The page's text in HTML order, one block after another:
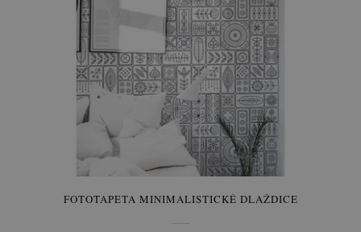
FOTOTAPETA MINIMALISTICKÉ DLAŽDICE